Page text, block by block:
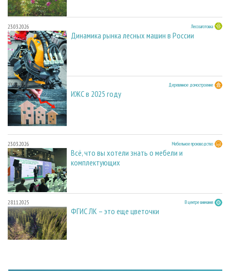
23.03.2026 Лесозаготовка
Динамика рынка лесных машин в России
23.03.2026 Деревянное домостроение
ИЖС в 2025 году
23.03.2026 Мебельное производство
Всё, что вы хотели знать о мебели и
комплектующих
28.11.2025 В центре внимания
ФГИС ЛК – это еще цветочки